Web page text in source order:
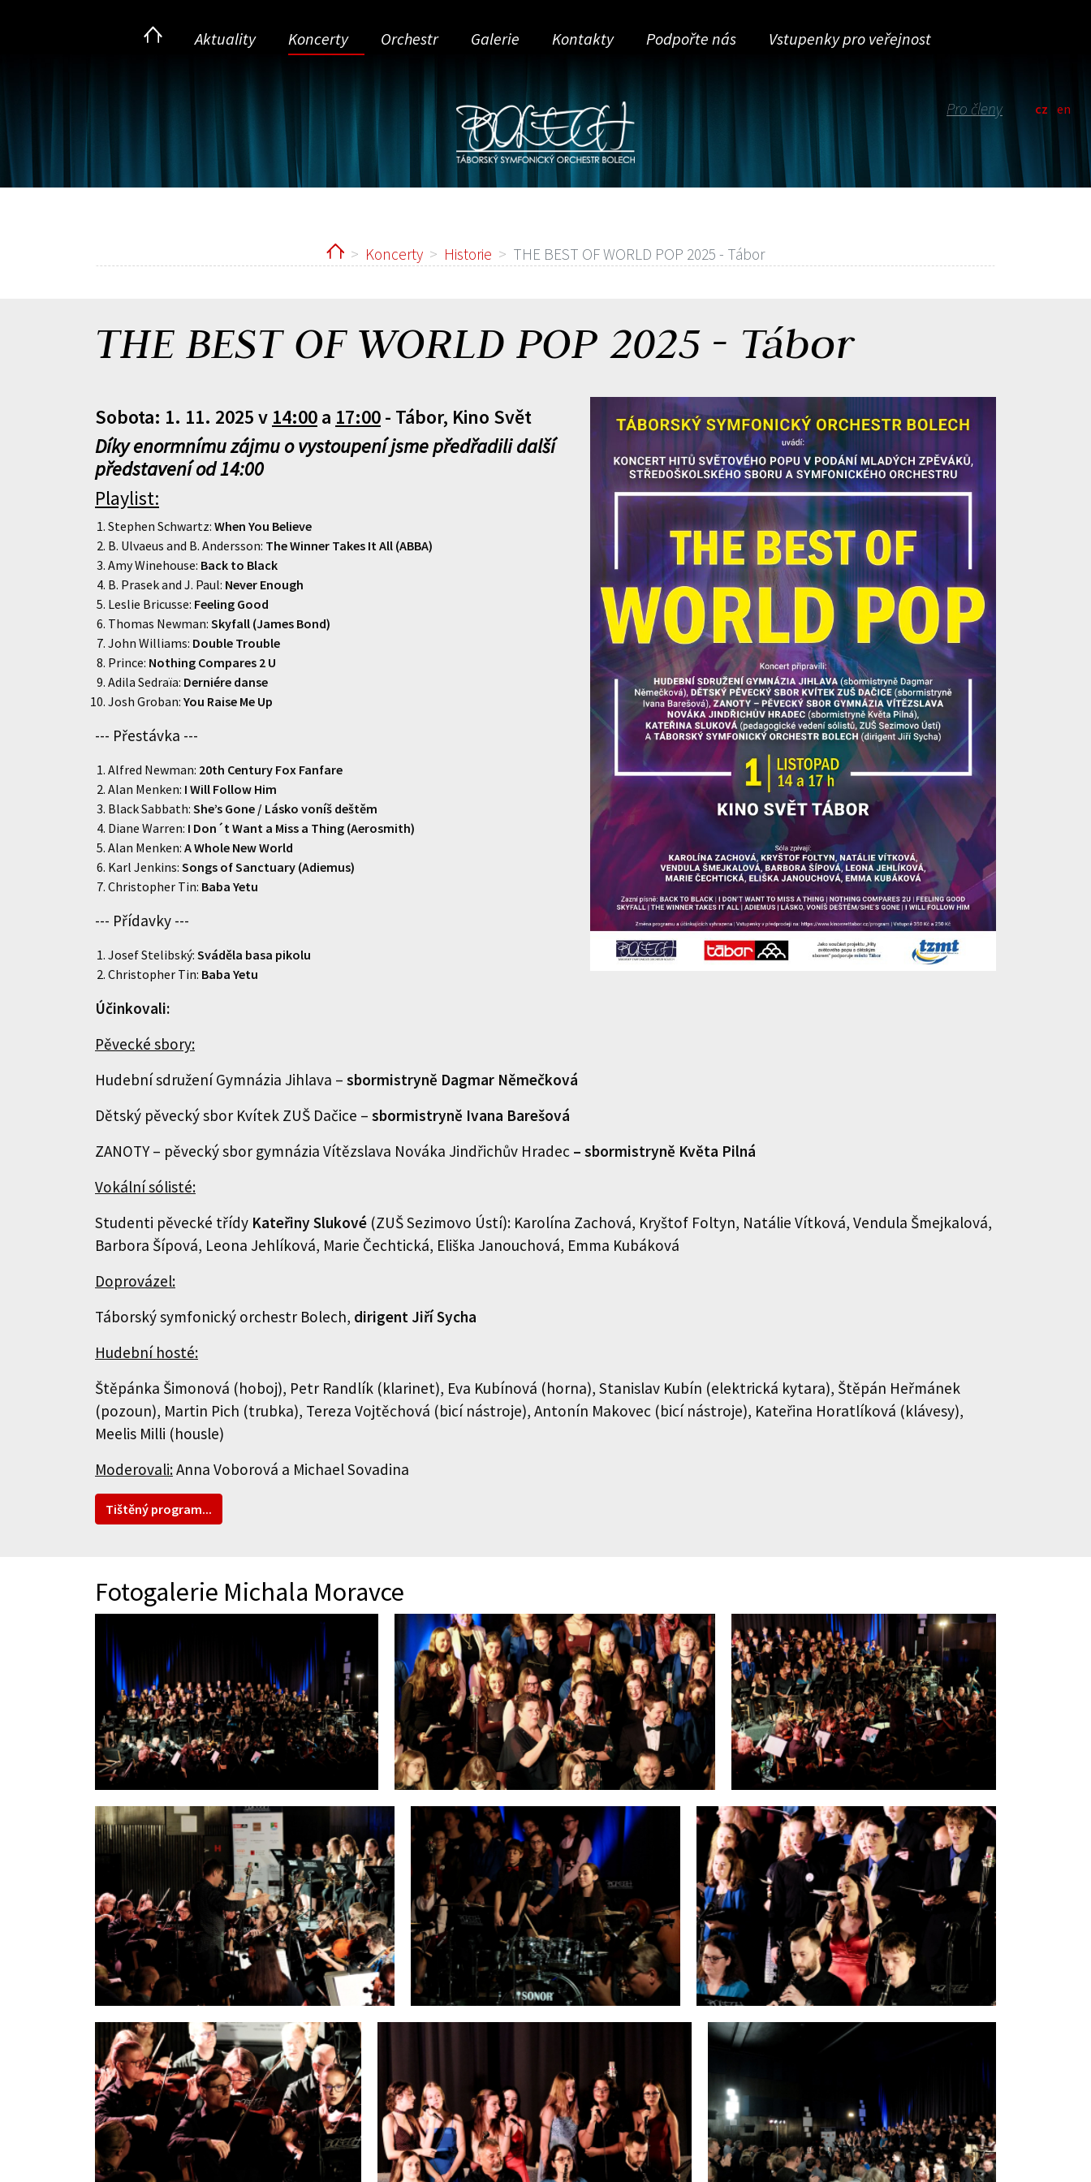
Pro členy cz en
Aktuality Koncerty Orchestr Galerie Kontakty Podpořte nás Vstupenky pro veřejnost
HomeKoncerty Historie THE BEST OF WORLD POP 2025 - Tábor
THE BEST OF WORLD POP 2025 - Tábor
Sobota: 1. 11. 2025 v 14:00a 17:00- Tábor, Kino Svět
Díky enormnímu zájmu o vystoupení jsme předřadili další
představení od 14:00
Playlist:
Stephen Schwartz: When You Believe
B. Ulvaeus and B. Andersson: The Winner Takes It All (ABBA)
Amy Winehouse: Back to Black
B. Prasek and J. Paul: Never Enough
Leslie Bricusse: Feeling Good
Thomas Newman: Skyfall (James Bond)
John Williams: Double Trouble
Prince: Nothing Compares 2 U
Adila Sedraïa: Derniére danse
Josh Groban: You Raise Me Up
--- Přestávka ---
Alfred Newman: 20th Century Fox Fanfare
Alan Menken: I Will Follow Him
Black Sabbath: She’s Gone / Lásko voníš deštěm
Diane Warren: I Don´t Want a Miss a Thing (Aerosmith)
Alan Menken: A Whole New World
Karl Jenkins: Songs of Sanctuary (Adiemus)
Christopher Tin: Baba Yetu
--- Přídavky ---
Josef Stelibský: Sváděla basa pikolu
Christopher Tin: Baba Yetu
Účinkovali:
Pěvecké sbory:
Hudební sdružení Gymnázia Jihlava – sbormistryně Dagmar Němečková
Dětský pěvecký sbor Kvítek ZUŠ Dačice – sbormistryně Ivana Barešová
ZANOTY – pěvecký sbor gymnázia Vítězslava Nováka Jindřichův Hradec – sbormistryně Květa Pilná
Vokální sólisté:
Studenti pěvecké třídy Kateřiny Slukové (ZUŠ Sezimovo Ústí): Karolína Zachová, Kryštof Foltyn, Natálie Vítková, Vendula Šmejkalová,
Barbora Šípová, Leona Jehlíková, Marie Čechtická, Eliška Janouchová, Emma Kubáková
Doprovázel:
Táborský symfonický orchestr Bolech, dirigent Jiří Sycha
Hudební hosté:
Štěpánka Šimonová (hoboj), Petr Randlík (klarinet), Eva Kubínová (horna), Stanislav Kubín (elektrická kytara), Štěpán Heřmánek
(pozoun), Martin Pich (trubka), Tereza Vojtěchová (bicí nástroje), Antonín Makovec (bicí nástroje), Kateřina Horatlíková (klávesy),
Meelis Milli (housle)
Moderovali:Anna Voborová a Michael Sovadina
Tištěný program...
Fotogalerie Michala Moravce